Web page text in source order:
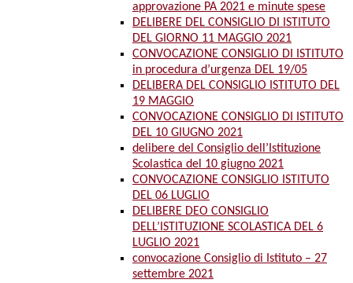
approvazione PA 2021 e minute spese
DELIBERE DEL CONSIGLIO DI ISTITUTO
DEL GIORNO 11 MAGGIO 2021
CONVOCAZIONE CONSIGLIO DI ISTITUTO
in procedura d’urgenza DEL 19/05
DELIBERA DEL CONSIGLIO ISTITUTO DEL
19 MAGGIO
CONVOCAZIONE CONSIGLIO DI ISTITUTO
DEL 10 GIUGNO 2021
delibere del Consiglio dell’Istituzione
Scolastica del 10 giugno 2021
CONVOCAZIONE CONSIGLIO ISTITUTO
DEL 06 LUGLIO
DELIBERE DEO CONSIGLIO
DELL’ISTITUZIONE SCOLASTICA DEL 6
LUGLIO 2021
convocazione Consiglio di Istituto – 27
settembre 2021